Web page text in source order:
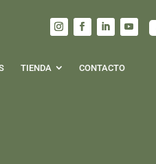
TIENDA CONTACTO